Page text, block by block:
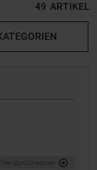
49 ARTIKEL
zurücksetzen